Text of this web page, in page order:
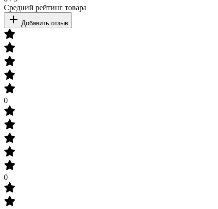
Средний рейтинг товара
Добавить отзыв
0
0